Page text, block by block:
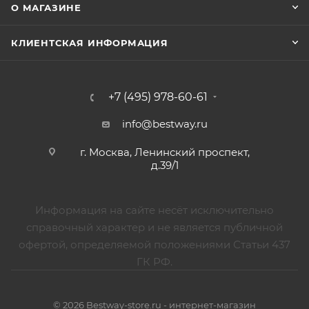
О МАГАЗИНЕ
КЛИЕНТСКАЯ ИНФОРМАЦИЯ
+7 (495) 978-60-61
info@bestway.ru
г. Москва, Ленинский проспект,
д.39/1
Информация на сайте несёт исключительно
справочный характер и не является публичной
офертой, определяемой положениями Статьи 437
ГК РФ.
© 2026 Bestway-store.ru - интернет-магазин